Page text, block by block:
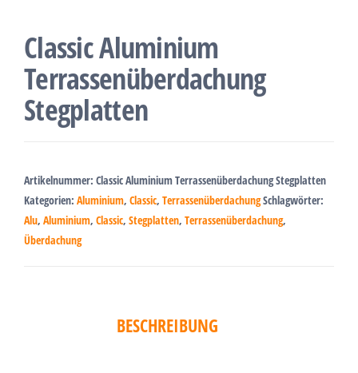
Classic Aluminium
Terrassenüberdachung
Stegplatten
Artikelnummer: Classic Aluminium Terrassenüberdachung Stegplatten
Kategorien: Aluminium, Classic, TerrassenüberdachungSchlagwörter:
Alu, Aluminium, Classic, Stegplatten, Terrassenüberdachung,
Überdachung
BESCHREIBUNG